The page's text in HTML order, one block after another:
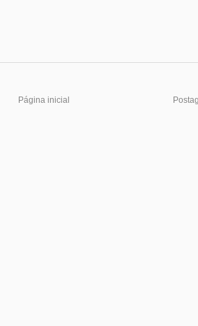
Página inicial